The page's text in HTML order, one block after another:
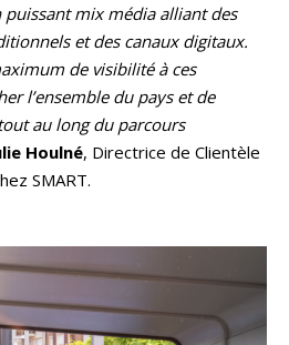
mix média alliant des
et des canaux digitaux.
de visibilité à ces
l’ensemble du pays et de
au long du parcours
Houlné, Directrice de Clientèle
SMART.